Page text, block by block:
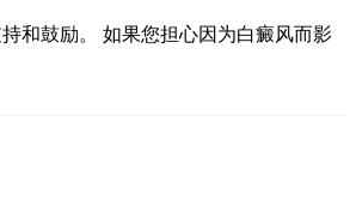
和鼓励。 如果您担心因为白癜风而影